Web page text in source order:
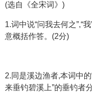
(选自《全宋词》)
1.词中说“问我去何之”,“
意概括作答。(2分)
2.同是溪边渔者,本词中
来垂钓碧溪上”的垂钓者